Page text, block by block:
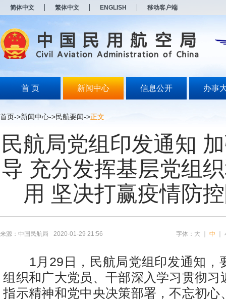
简体中文 繁体中文 ENGLISH 移动客户端
首 页 新闻中心 信息公开 办事
首页->新闻中心->民航要闻->正文
民航局党组印发通知
导 充分发挥基层党组
用 坚决打赢疫情防
来源：中国民航局 2020-01-29 21:56 字体： 大 中
1月29日，民航局党组印发通知，
组织和广大党员、干部深入学习贯彻习
指示精神和党中央决策部署，不忘初心
打
开
无
障
说
按
Alt
波
浪
键
打
开